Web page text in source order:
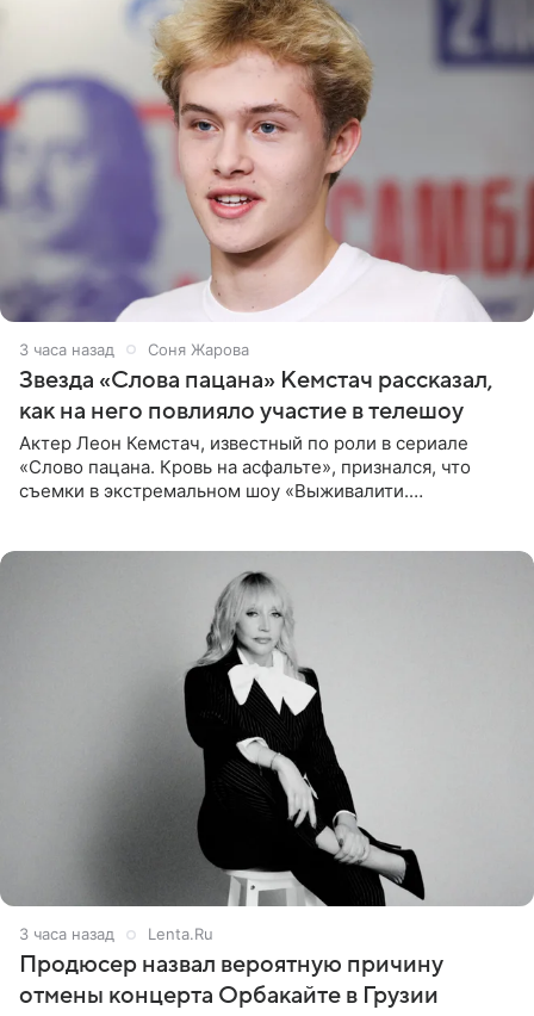
3 часа назад Соня Жарова
Звезда «Слова пацана» Кемстач рассказал,
как на него повлияло участие в телешоу
Актер Леон Кемстач, известный по роли в сериале
«Слово пацана. Кровь на асфальте», признался, что
съемки в экстремальном шоу «Выживалити.
3 часа назад Lenta.Ru
Продюсер назвал вероятную причину
отмены концерта Орбакайте в Грузии